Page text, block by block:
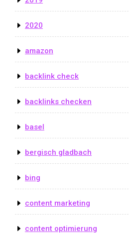
2020
amazon
backlink check
backlinks checken
basel
bergisch gladbach
bing
content marketing
content optimierung